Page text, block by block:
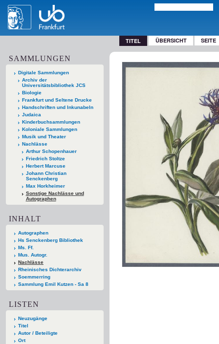
TITEL ÜBERSICHT SEITE
SAMMLUNGEN
Digitale Sammlungen
Archiv der
Universitätsbibliothek JCS
Biologie
Frankfurt und Seltene Drucke
Handschriften und Inkunabeln
Judaica
Kinderbuchsammlungen
Koloniale Sammlungen
Musik und Theater
Nachlässe
Arthur Schopenhauer
Friedrich Stoltze
Herbert Marcuse
Johann Christian
Senckenberg
Max Horkheimer
Sonstige Nachlässe und
Autographen
INHALT
Autographen
Hs Senckenberg Bibliothek
Ms. Ff.
Mus. Autogr.
Nachlässe
Rheinisches Dichterarchiv
Soemmerring
Sammlung Emil Kutzen - Sa 8
LISTEN
Neuzugänge
Titel
Autor / Beteiligte
Ort